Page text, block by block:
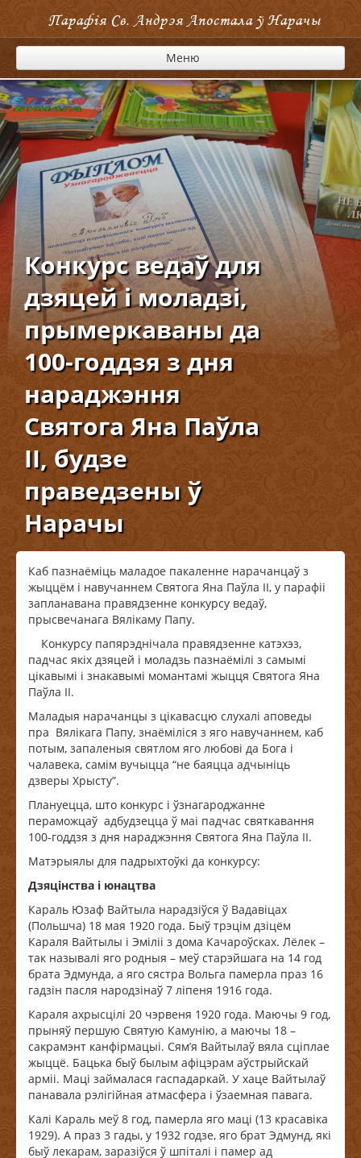
Парафія Cв. Андрэя Апостала ў Нарачы
Меню
Конкурс ведаў для
дзяцей і моладзі,
прымеркаваны да
100-годдзя з дня
нараджэння
Святога Яна Паўла
ІІ, будзе
праведзены ў
Нарачы
Каб пазнаёміць маладое пакаленне нарачанцаў з
жыццём і навучаннем Святога Яна Паўла ІІ, у парафіі
запланавана правядзенне конкурсу ведаў,
прысвечанага Вялікаму Папу.
Конкурсу папярэднічала правядзенне катэхэз,
падчас якіх дзяцей і моладзь пазнаёмілі з самымі
цікавымі і знакавымі момантамі жыцця Святога Яна
Паўла ІІ.
Маладыя нарачанцы з цікавасцю слухалі аповеды
пра Вялікага Папу, знаёміліся з яго навучаннем, каб
потым, запаленыя святлом яго любові да Бога і
чалавека, самім вучыцца “не баяцца адчыніць
дзверы Хрысту”.
Плануецца, што конкурс і ўзнагароджанне
пераможцаў адбудзецца ў маі падчас святкавання
100-годдзя з дня нараджэння Святога Яна Паўла ІІ.
Матэрыялы для падрыхтоўкі да конкурсу:
Дзяцінства і юнацтва
Караль Юзаф Вайтыла нарадзіўся ў Вадавіцах
(Польшча) 18 мая 1920 года. Быў трэцім дзіцём
Караля Вайтылы і Эміліі з дома Качароўсках. Лёлек –
так называлі яго родныя – меў старэйшага на 14 год
брата Эдмунда, а яго сястра Вольга памерла праз 16
гадзін пасля народзінаў 7 ліпеня 1916 года.
Караля ахрысцілі 20 чэрвеня 1920 года. Маючы 9 год,
прыняў першую Святую Камунію, а маючы 18 –
сакрамэнт канфірмацыі. Сям’я Вайтылаў вяла сціплае
жыццё. Бацька быў былым афіцэрам аўстрыйскай
арміі. Маці займалася гаспадаркай. У хаце Вайтылаў
панавала рэлігійная атмасфера і ўзаемная павага.
Калі Караль меў 8 год, памерла яго маці (13 красавіка
1929). А праз 3 гады, у 1932 годзе, яго брат Эдмунд, які
быў лекарам, заразіўся ў шпіталі і памер ад